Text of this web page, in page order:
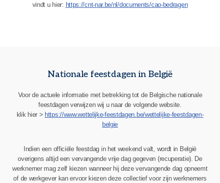
vindt u hier: https://cnt-nar.be/nl/documents/cao-bedragen
Nationale feestdagen in België
Voor de actuele informatie met betrekking tot de Belgische nationale
feestdagen verwijzen wij u naar de volgende website.
klik hier > https://www.wettelijke-feestdagen.be/wettelijke-feestdagen-
belgie
Indien een officiële feestdag in het weekend valt, wordt in België
overigens altijd een vervangende vrije dag gegeven (recuperatie). De
werknemer mag zelf kiezen wanneer hij deze vervangende dag opneemt
of de werkgever kan ervoor kiezen deze collectief voor zijn werknemers